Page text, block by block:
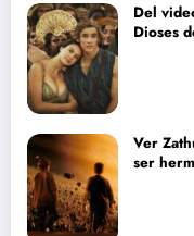
Del
Dioses
Ver
ser